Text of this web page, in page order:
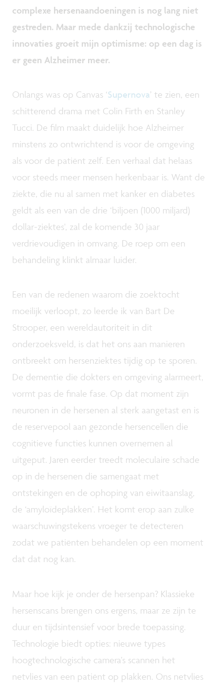
complexe hersenaandoeningen is nog lang niet
gestreden. Maar mede dankzij technologische
innovaties groeit mijn optimisme: op een dag is
er geen Alzheimer meer.
Onlangs was op Canvas ‘Supernova’ te zien, een
schitterend drama met Colin Firth en Stanley
Tucci. De film maakt duidelijk hoe Alzheimer
minstens zo ontwrichtend is voor de omgeving
als voor de patiënt zelf. Een verhaal dat helaas
voor steeds meer mensen herkenbaar is. Want de
ziekte, die nu al samen met kanker en diabetes
geldt als een van de drie ‘biljoen (1000 miljard)
dollar-ziektes', zal de komende 30 jaar
verdrievoudigen in omvang. De roep om een
behandeling klinkt almaar luider.
Een van de redenen waarom die zoektocht
moeilijk verloopt, zo leerde ik van Bart De
Strooper, een wereldautoriteit in dit
onderzoeksveld, is dat het ons aan manieren
ontbreekt om hersenziektes tijdig op te sporen.
De dementie die dokters en omgeving alarmeert,
vormt pas de finale fase. Op dat moment zijn
neuronen in de hersenen al sterk aangetast en is
de reservepool aan gezonde hersencellen die
cognitieve functies kunnen overnemen al
uitgeput. Jaren eerder treedt moleculaire schade
op in de hersenen die samengaat met
ontstekingen en de ophoping van eiwitaanslag,
de ‘amyloïdeplakken’. Het komt erop aan zulke
waarschuwingstekens vroeger te detecteren
zodat we patiënten behandelen op een moment
dat dat nog kan.
Maar hoe kijk je onder de hersenpan? Klassieke
hersenscans brengen ons ergens, maar ze zijn te
duur en tijdsintensief voor brede toepassing.
Technologie biedt opties: nieuwe types
hoogtechnologische camera’s scannen het
netvlies van een patiënt op plakken. Ons netvlies